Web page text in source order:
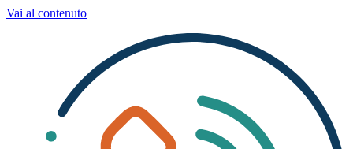
Vai al contenuto